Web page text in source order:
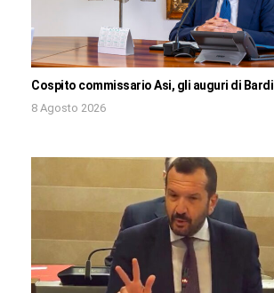
Cospito commissario Asi, gli auguri di Bardi
8 Agosto 2026